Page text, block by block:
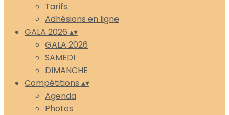
Tarifs
Adhésions en ligne
GALA 2026 ▴▾
GALA 2026
SAMEDI
DIMANCHE
Compétitions ▴▾
Agenda
Photos